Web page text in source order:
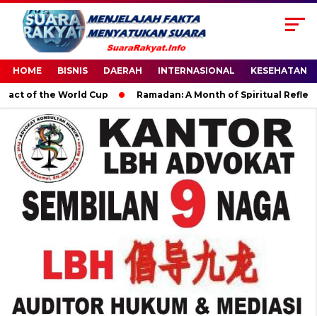
HOME BISNIS DAERAH INTERNASIONAL KESEHATAN
of the World Cup Ramadan: A Month of Spiritual